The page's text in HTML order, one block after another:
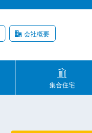
会社概要
集合住宅